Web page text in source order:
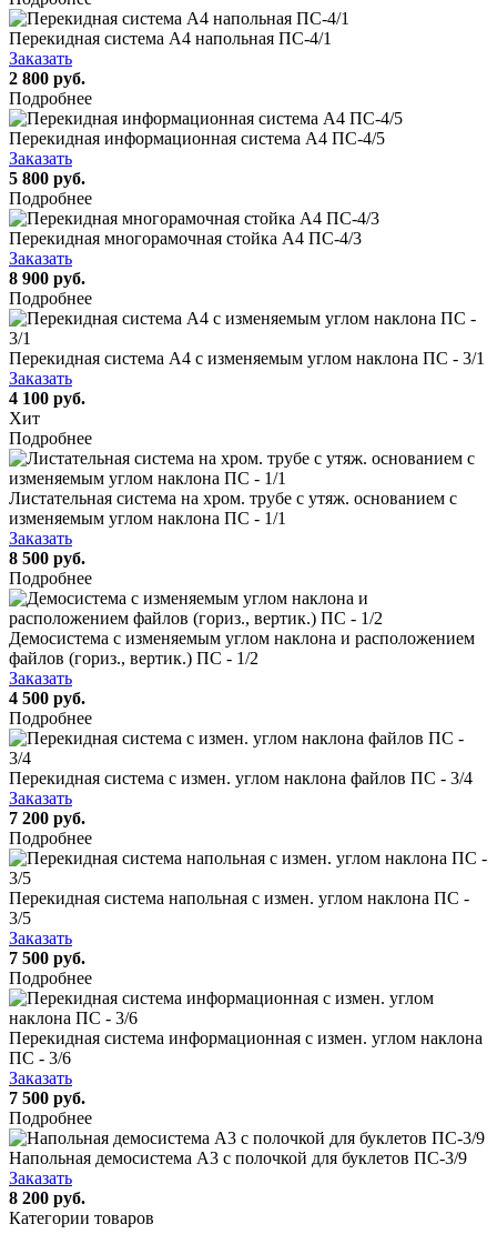
Перекидная система А4 напольная ПС-4/1
Заказать
2 800 руб.
Подробнее
Перекидная информационная система А4 ПС-4/5
Заказать
5 800 руб.
Подробнее
Перекидная многорамочная стойка А4 ПС-4/3
Заказать
8 900 руб.
Подробнее
Перекидная система А4 c изменяемым углом наклона ПС - 3/1
Заказать
4 100 руб.
Хит
Подробнее
Листательная система на хром. трубе с утяж. основанием с
изменяемым углом наклона ПС - 1/1
Заказать
8 500 руб.
Подробнее
Демосистема с изменяемым углом наклона и расположением
файлов (гориз., вертик.) ПС - 1/2
Заказать
4 500 руб.
Подробнее
Перекидная система с измен. углом наклона файлов ПС - 3/4
Заказать
7 200 руб.
Подробнее
Перекидная система напольная с измен. углом наклона ПС -
3/5
Заказать
7 500 руб.
Подробнее
Перекидная система информационная с измен. углом наклона
ПС - 3/6
Заказать
7 500 руб.
Подробнее
Напольная демосистема А3 с полочкой для буклетов ПС-3/9
Заказать
8 200 руб.
Категории товаров